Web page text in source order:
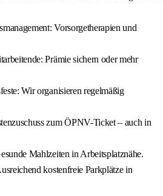
Vorsorgetherapien und
Prämie sichern oder mehr
Wir organisieren regelmäßig
zum ÖPNV-Ticket – auch in
Mahlzeiten in Arbeitsplatznähe.
kostenfreie Parkplätze in